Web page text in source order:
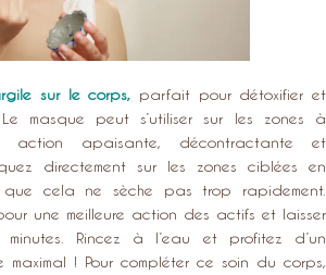
sur le corps, parfait pour détoxifier et
masque peut s’utiliser sur les zones à
action apaisante, décontractante et
directement sur les zones ciblées en
cela ne sèche pas trop rapidement.
une meilleure action des actifs et laisser
Rincez à l’eau et profitez d’un
maximal ! Pour compléter ce soin du corps,